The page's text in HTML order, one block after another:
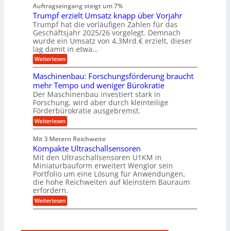
e
n
b
a
u
a
u
f
e
n
f
ü
h
r
u
n
g
e
n
B
S
C
L
w
e
i
t
e
r
e
n
t
w
i
c
k
e
r
t
u
n
g
s
r
e
e
s
H
y
b
r
i
d
-
u
g
e
l
a
g
e
r
Auftragseingang steigt um 7%
Trumpf erzielt Umsatz knapp über Vorjahr
Trumpf hat die vorläufigen Zahlen für das
Geschäftsjahr 2025/26 vorgelegt. Demnach
wurde ein Umsatz von 4,3Mrd.€ erzielt, dieser
lag damit in etwa…
Weiterlesen:
T
u
m
p
f
e
r
z
i
e
t
U
m
s
a
t
z
k
n
Maschinenbau: Forschungsförderung braucht
mehr Tempo und weniger Bürokratie
Der Maschinenbau investiert stark in
Forschung, wird aber durch kleinteilige
Förderbürokratie ausgebremst.
Weiterlesen:
M
s
c
h
i
n
e
n
b
a
u
Mit 3 Metern Reichweite
Kompakte Ultraschallsensoren
Mit den Ultraschallsensoren U1KM in
Miniaturbauform erweitert Wenglor sein
Portfolio um eine Lösung für Anwendungen,
die hohe Reichweiten auf kleinstem Bauraum
erfordern.
Weiterlesen:
K
p